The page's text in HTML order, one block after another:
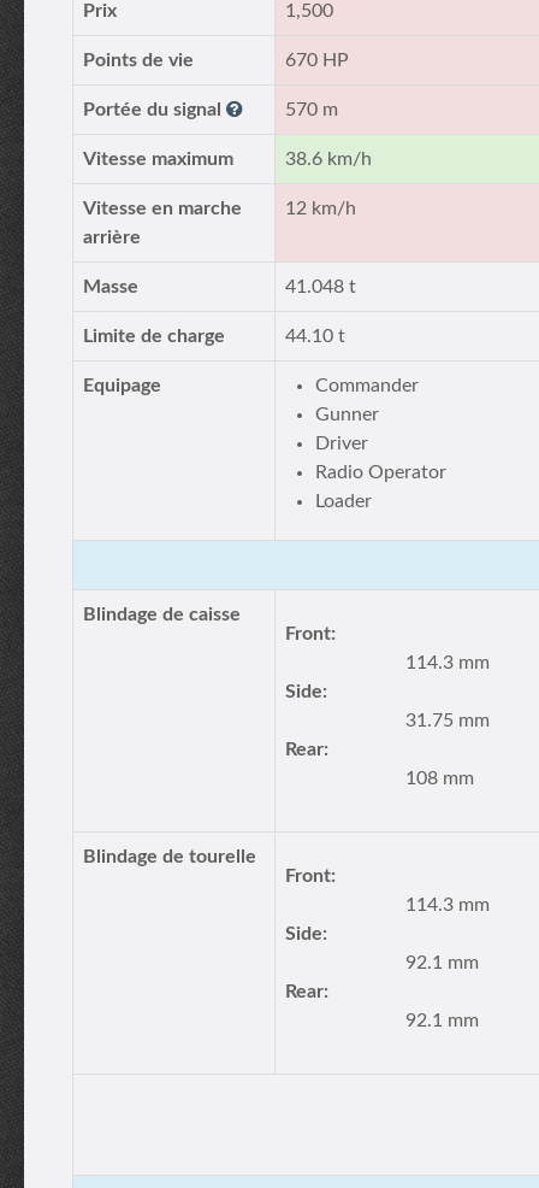
Prix 1,500
Points de vie 670 HP
Portée du signal 570 m
Vitesse maximum 38.6 km/h
Vitesse en marche
arrière
12 km/h
Masse 41.048 t
Limite de charge 44.10 t
Equipage
Commander
Gunner
Driver
Radio Operator
Loader
Blindage de caisse
Front:
114.3 mm
Side:
31.75 mm
Rear:
108 mm
Blindage de tourelle
Front:
114.3 mm
Side:
92.1 mm
Rear:
92.1 mm